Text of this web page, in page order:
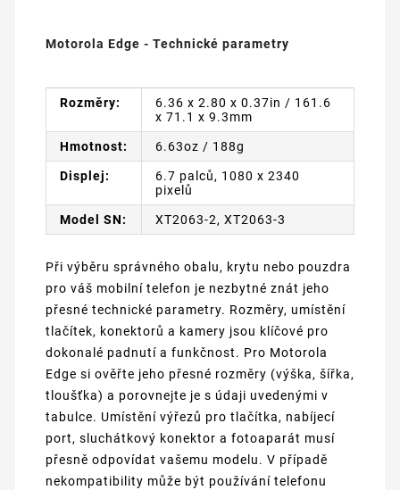
Motorola Edge - Technické parametry
Rozměry:
6.36 x 2.80 x 0.37in / 161.6
x 71.1 x 9.3mm
Hmotnost: 6.63oz / 188g
Displej:
6.7 palců, 1080 x 2340
pixelů
Model SN: XT2063-2, XT2063-3
Při výběru správného obalu, krytu nebo pouzdra
pro váš mobilní telefon je nezbytné znát jeho
přesné technické parametry. Rozměry, umístění
tlačítek, konektorů a kamery jsou klíčové pro
dokonalé padnutí a funkčnost. Pro Motorola
Edge si ověřte jeho přesné rozměry (výška, šířka,
tloušťka) a porovnejte je s údaji uvedenými v
tabulce. Umístění výřezů pro tlačítka, nabíjecí
port, sluchátkový konektor a fotoaparát musí
přesně odpovídat vašemu modelu. V případě
nekompatibility může být používání telefonu